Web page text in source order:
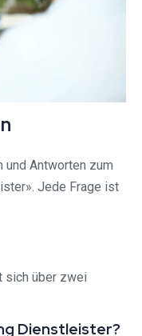
und Antworten zum
Jede Frage ist
sich über zwei
Dienstleister?